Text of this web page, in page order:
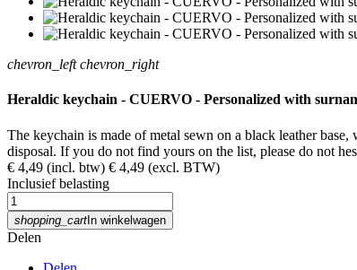
chevron_left chevron_right
Heraldic keychain - CUERVO - Personalized with
The keychain is made of metal sewn on a black leather
disposal. If you do not find yours on the list, please do not
€ 4,49 (incl. btw) € 4,49 (excl. BTW)
Inclusief belasting
shopping_cartIn winkelwagen
Delen